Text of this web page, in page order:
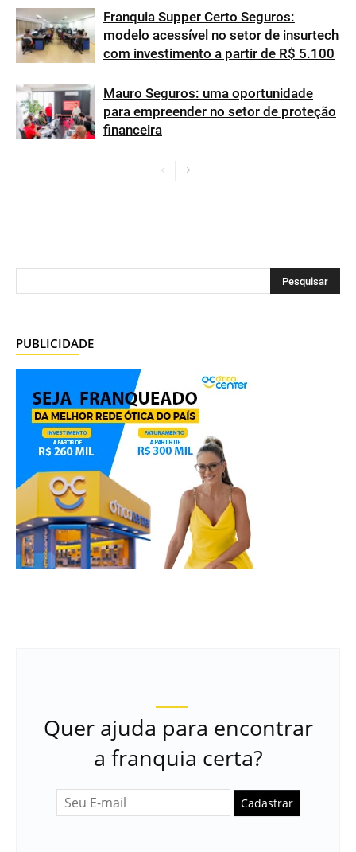
Franquia Supper Certo Seguros:
modelo acessível no setor de insurtech
com investimento a partir de R$ 5.100
Mauro Seguros: uma oportunidade
para empreender no setor de proteção
financeira
PUBLICIDADE
Quer ajuda para encontrar
a franquia certa?
Cadastrar